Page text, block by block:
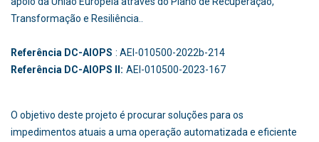
Transformação e Resiliência..
Referência DC-AIOPS : AEI-010500-2022b-214
Referência DC-AIOPS II: AEI-010500-2023-167
O objetivo deste projeto é procurar soluções para os
impedimentos atuais a uma operação automatizada e eficiente